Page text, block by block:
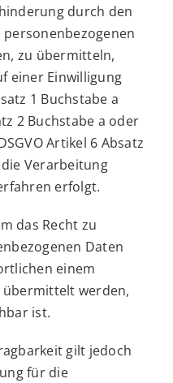
durch den
zu übermitteln,
einer Einwilligung
1 Buchstabe a
2 Buchstabe a oder
Artikel 6 Absatz
Verarbeitung
erfolgt.
das Recht zu
Daten
einem
werden,
ist.
gilt jedoch
für die